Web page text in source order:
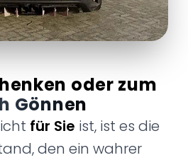
oder zum
Gönnen
für Sie ist, ist es die
den ein wahrer